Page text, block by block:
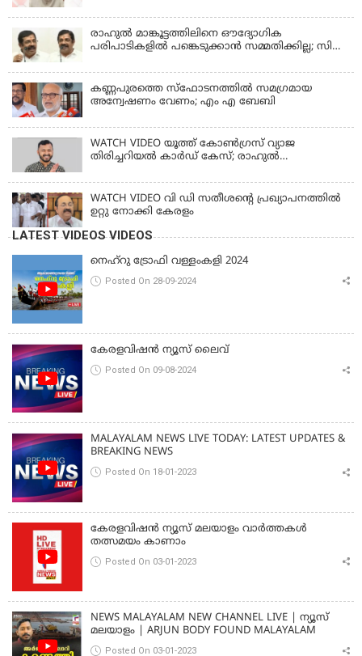
രാഹുല്‍ മാങ്കൂട്ടത്തിലിനെ ഔദ്യോഗിക
പരിപാടികളില്‍ പങ്കെടുക്കാന്‍ സമ്മതിക്കില്ല; സി
കണ്ണപുരത്തെ സ്‌ഫോടനത്തില്‍ സമഗ്രമായ
അന്വേഷണം വേണം; എം എ ബേബി
WATCH VIDEO യൂത്ത് കോൺഗ്രസ് വ്യാജ
തിരിച്ചറിയൽ കാർഡ് കേസ്; രാഹുൽ
WATCH VIDEO വി ഡി സതീശൻ്റെ പ്രഖ്യാപനത്തിൽ
ഉറ്റു നോക്കി കേരളം
LATEST VIDEOS VIDEOS
നെഹ്‌റു ട്രോഫി വള്ളംകളി 2024
Posted On 28-09-2024
കേരളവിഷൻ ന്യൂസ് ലൈവ്
Posted On 09-08-2024
MALAYALAM NEWS LIVE TODAY: LATEST UPDATES &
BREAKING NEWS
Posted On 18-01-2023
കേരളവിഷൻ ന്യൂസ് മലയാളം വാർത്തകൾ
തത്സമയം കാണാം
Posted On 03-01-2023
NEWS MALAYALAM NEW CHANNEL LIVE | ന്യൂസ്
മലയാളം | ARJUN BODY FOUND MALAYALAM
Posted On 03-01-2023